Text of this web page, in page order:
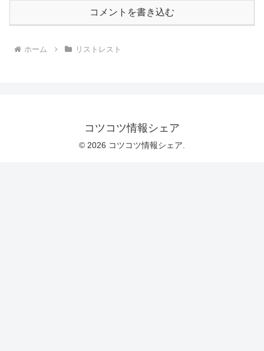
コメントを書き込む
ホーム リストレスト
コツコツ情報シェア
© 2026 コツコツ情報シェア.